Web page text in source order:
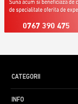
0767 390 475
CATEGORII
INFO